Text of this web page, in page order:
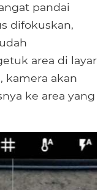
pandai
difokuskan,
area di layar
kamera akan
ke area yang